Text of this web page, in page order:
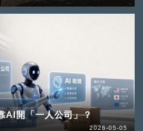
AI開「一人公司」？
2026-05-05